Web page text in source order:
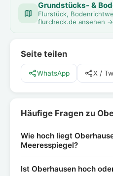
Grundstücks- &
Flurstück,
flurcheck.de ansehen →
Seite teilen
WhatsApp X /
Häufige Fragen zu
Wie hoch liegt
Meeresspiegel?
Ist Oberhausen hoch